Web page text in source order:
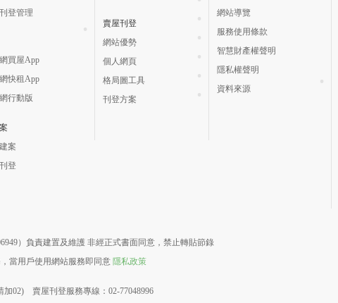
登管理
買屋App
快租App
行動版
案
登
賣屋刊登
網站優勢
個人網頁
格局圖工具
刊登方案
網站導覽
服務使用條款
智慧財產權聲明
隱私權聲明
資料來源
）負責建置及維護 非經正式書面同意，禁止轉貼節錄
當用戶使用網站服務即同意 隱私政策
加02) 賣屋刊登服務專線：02-77048996